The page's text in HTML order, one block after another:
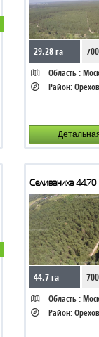
29.28 га
Область :
Район:
Селиваниха 44.70
44.7 га
Область :
Район: